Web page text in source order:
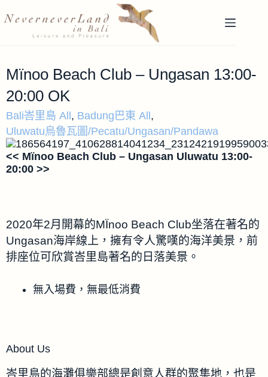
Mïnoo Beach Club – Ungasan 13:00-
20:00 OK
Bali峇里島 All , Badung巴東 All ,
Uluwatu烏魯瓦圖/Pecatu/Ungasan/Pandawa
<< Mïnoo Beach Club – Ungasan Uluwatu 13:00-
20:00 >>
2020年2月開幕的MÏnoo Beach Club坐落在著名的
Ungasan海岸線上，擁有令人驚嘆的海洋美景，前
排座位可欣賞峇里島著名的日落美景。
無入場費，無最低消費
About Us
峇里島的海灘俱樂部總是創意人群的聚集地，也是